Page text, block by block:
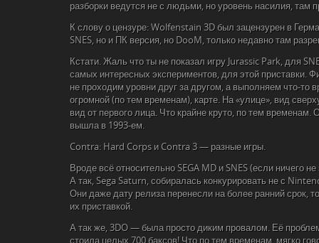
разборки ведутся не с людьми, но уровень насилия, там
К слову о цензуре: Wolfenstain 3D был зацензурен в
SNES, но и ПК версия, но DooM, только недавно там
Кстати. Жаль что ты не показал игру Jurassic Park, для
самых интересных экспериментов, для этой приставки.
не проходим уровни друг за другом, а выполняем что-то
огромной (по тем временам), карте. На «улице», вид
вид от первого лица. Что крайне круто, по тем временам.
вышла в 1993-ем.
Contra: Hard Corps и Contra 3 — разные игры.
Вроде всё относительно SEGA MD и SNES (если ничего
А так, Sega Saturn, собиралась конкурировать не с
Они даже дату релиза перенесли на более ранний срок,
их приставкой.
А так же, 3DO — была просто диким провалом. Её
стоила целых 700 баксов! Что по тем временам, мягко